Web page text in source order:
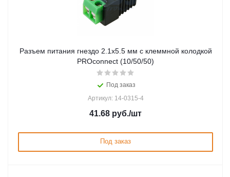
Разъем питания гнездо 2.1х5.5 мм с клеммной колодкой
PROconnect (10/50/50)
Под заказ
Артикул: 14-0315-4
41.68 руб./шт
Под заказ